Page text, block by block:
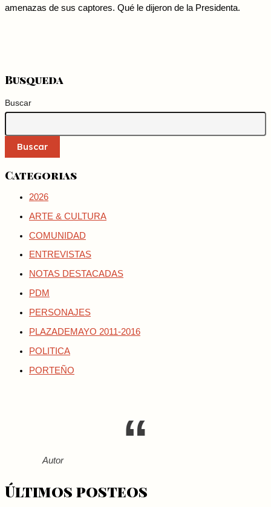
amenazas de sus captores. Qué le dijeron de la Presidenta.
Busqueda
Buscar
Buscar
Categorias
2026
ARTE & CULTURA
COMUNIDAD
ENTREVISTAS
NOTAS DESTACADAS
PDM
PERSONAJES
PLAZADEMAYO 2011-2016
POLITICA
PORTEÑO
Autor
Últimos posteos